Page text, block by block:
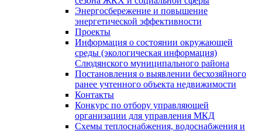
Энергосбережение и повышение
энергетической эффективности
Проекты
Информация о состоянии окружающей
среды (экологическая информация)
Слюдянского муниципального района
Постановления о выявлении бесхозяйного
ранее учтенного объекта недвижимости
Контакты
Конкурс по отбору управляющей
организации для управления МКД
Схемы теплоснабжения, водоснабжения и